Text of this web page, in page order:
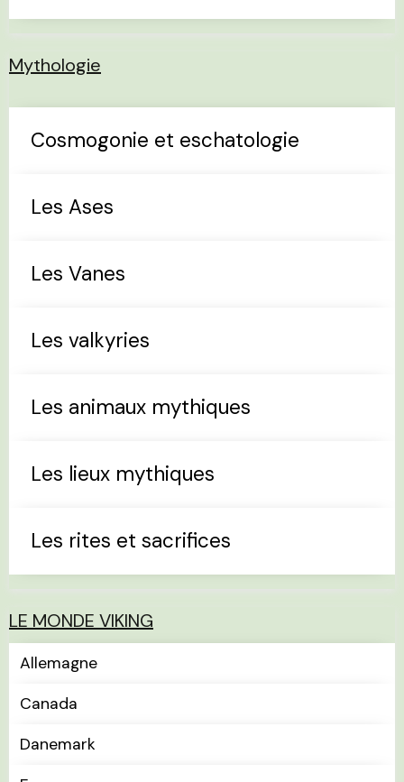
Mythologie
Cosmogonie et eschatologie
Les Ases
Les Vanes
Les valkyries
Les animaux mythiques
Les lieux mythiques
Les rites et sacrifices
LE MONDE VIKING
Allemagne
Canada
Danemark